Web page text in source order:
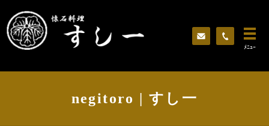
ﾒﾆｭｰ
negitoro | すし一